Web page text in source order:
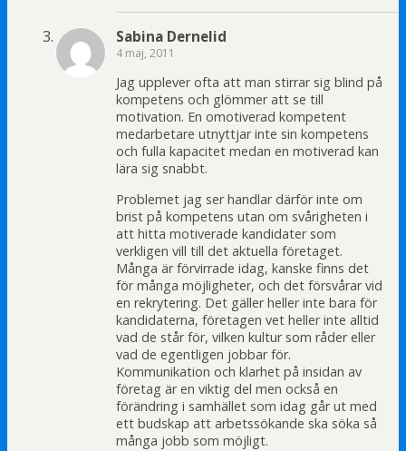
Sabina Dernelid
4 maj, 2011
Jag upplever ofta att man stirrar sig blind på
kompetens och glömmer att se till
motivation. En omotiverad kompetent
medarbetare utnyttjar inte sin kompetens
och fulla kapacitet medan en motiverad kan
lära sig snabbt.
Problemet jag ser handlar därför inte om
brist på kompetens utan om svårigheten i
att hitta motiverade kandidater som
verkligen vill till det aktuella företaget.
Många är förvirrade idag, kanske finns det
för många möjligheter, och det försvårar vid
en rekrytering. Det gäller heller inte bara för
kandidaterna, företagen vet heller inte alltid
vad de står för, vilken kultur som råder eller
vad de egentligen jobbar för.
Kommunikation och klarhet på insidan av
företag är en viktig del men också en
förändring i samhället som idag går ut med
ett budskap att arbetssökande ska söka så
många jobb som möjligt.